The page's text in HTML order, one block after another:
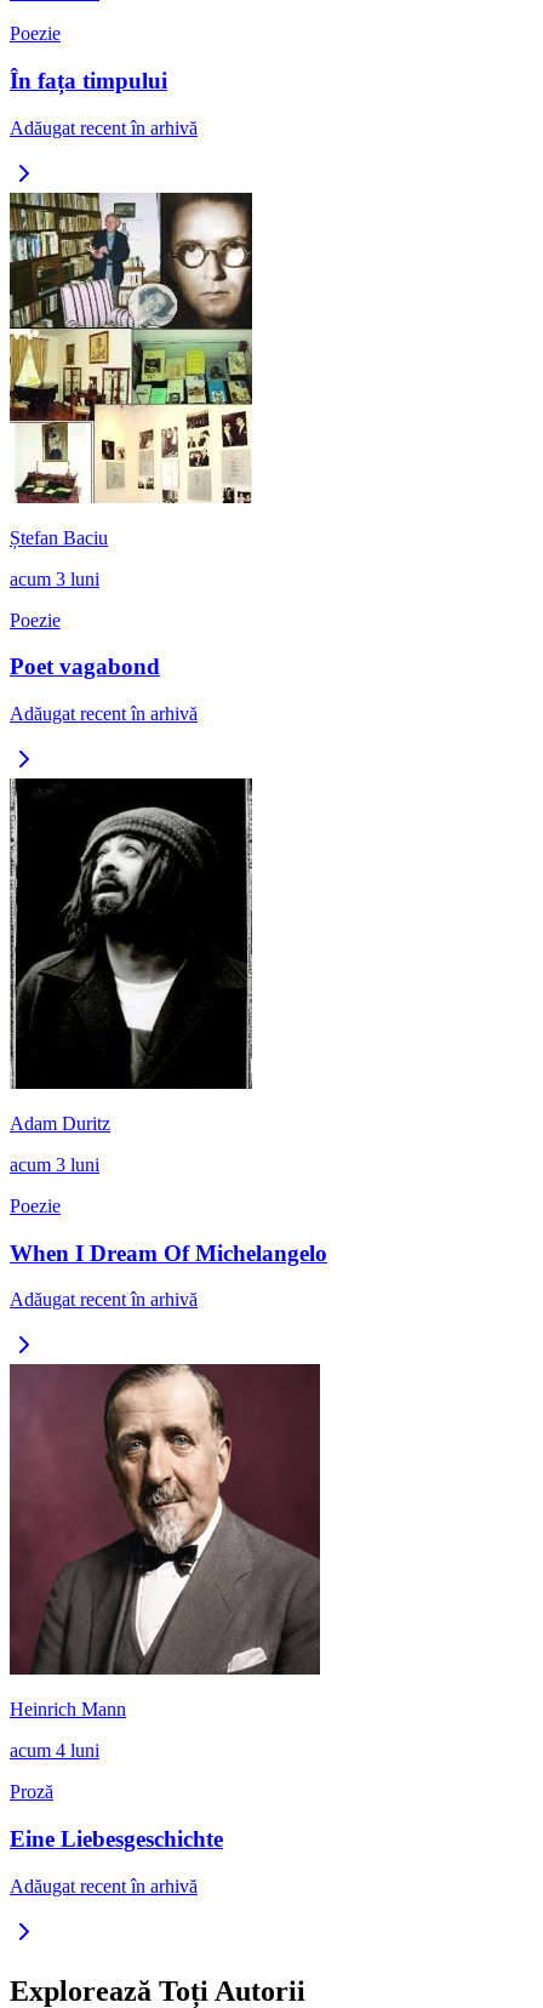
Poezie
În fața timpului
Adăugat recent în arhivă
Ștefan Baciu
acum 3 luni
Poezie
Poet vagabond
Adăugat recent în arhivă
Adam Duritz
acum 3 luni
Poezie
When I Dream Of Michelangelo
Adăugat recent în arhivă
Heinrich Mann
acum 4 luni
Proză
Eine Liebesgeschichte
Adăugat recent în arhivă
Explorează Toți Autorii